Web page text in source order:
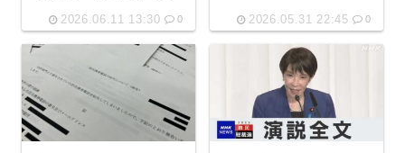
2026.06.11 13:30 0 2026.05.31 22:45 0